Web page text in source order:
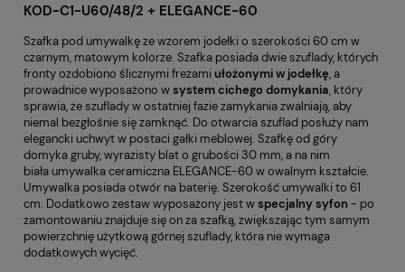
KOD-C1-U60/48/2 + ELEGANCE-60
Szafka pod umywalkę ze wzorem jodełki o szerokości 60 cm w
czarnym, matowym kolorze. Szafka posiada dwie szuflady, których
fronty ozdobiono ślicznymi frezami ułożonymi w jodełkę, a
prowadnice wyposażono wsystem cichego domykania, który
sprawia, że szuflady w ostatniej fazie zamykania zwalniają, aby
niemal bezgłośnie się zamknąć. Do otwarcia szuflad posłuży nam
elegancki uchwyt w postaci gałki meblowej. Szafkę od góry
domyka gruby, wyrazisty blat o grubości 30 mm, a na nim
białaumywalka ceramiczna ELEGANCE-60w owalnym kształcie.
Umywalka posiada otwór na baterię. Szerokość umywalki to 61
cm. Dodatkowo zestaw wyposażony jest wspecjalny syfon - po
zamontowaniu znajduje się on za szafką, zwiększając tym samym
powierzchnię użytkową górnej szuflady, która nie wymaga
dodatkowych wycięć.